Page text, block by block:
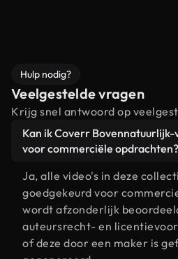
Hulp nodig?
Veelgestelde vragen
Krijg snel antwoord op
Kan ik Coverr Bovennatuurlijk-
voor commerciële opdrachten?
Ja, alle video's in deze
goedgekeurd voor
wordt afzonderlijk
auteursrecht- en
of deze door een maker is